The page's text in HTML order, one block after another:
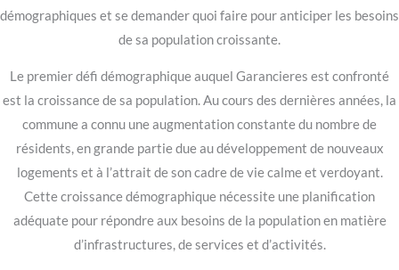
démographiques et se demander quoi faire pour anticiper les besoins
de sa population croissante.
Le premier défi démographique auquel Garancieres est confronté
est la croissance de sa population. Au cours des dernières années, la
commune a connu une augmentation constante du nombre de
résidents, en grande partie due au développement de nouveaux
logements et à l’attrait de son cadre de vie calme et verdoyant.
Cette croissance démographique nécessite une planification
adéquate pour répondre aux besoins de la population en matière
d’infrastructures, de services et d’activités.